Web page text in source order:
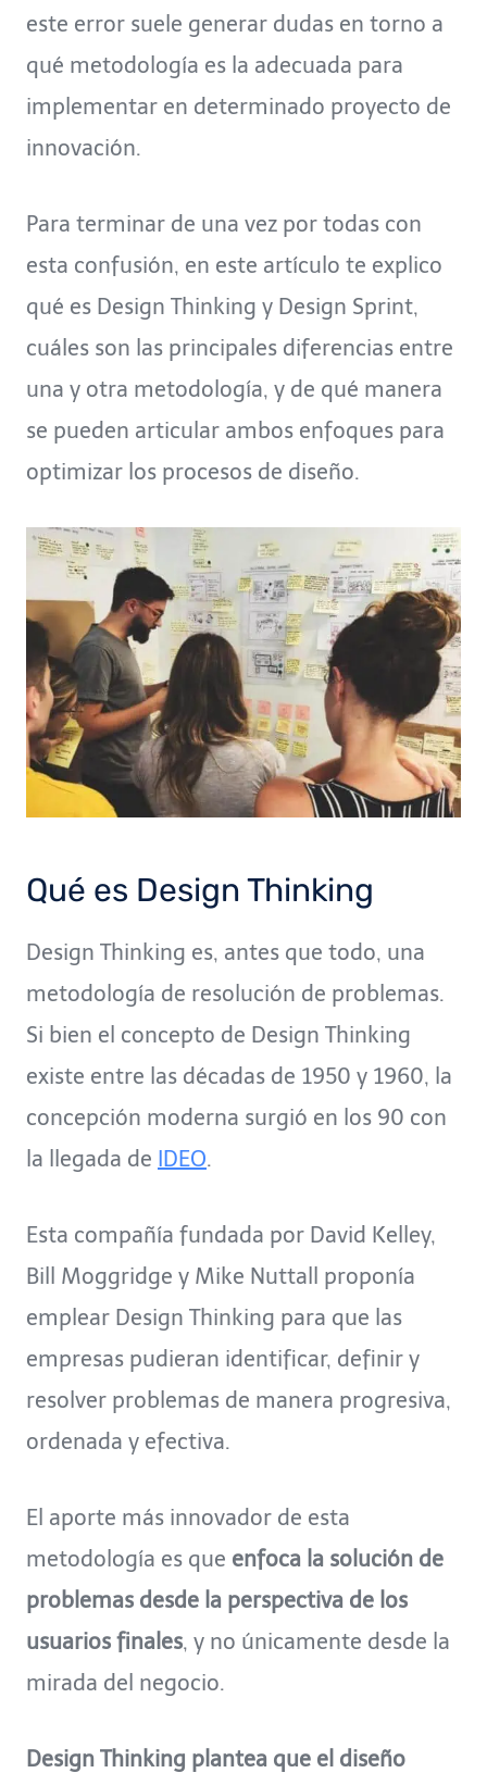
este error suele generar dudas en torno a
qué metodología es la adecuada para
implementar en determinado proyecto de
innovación.
Para terminar de una vez por todas con
esta confusión, en este artículo te explico
qué es Design Thinking y Design Sprint,
cuáles son las principales diferencias entre
una y otra metodología, y de qué manera
se pueden articular ambos enfoques para
optimizar los procesos de diseño.
Qué es Design Thinking
Design Thinking es, antes que todo, una
metodología de resolución de problemas.
Si bien el concepto de Design Thinking
existe entre las décadas de 1950 y 1960, la
concepción moderna surgió en los 90 con
la llegada de IDEO.
Esta compañía fundada por David Kelley,
Bill Moggridge y Mike Nuttall proponía
emplear Design Thinking para que las
empresas pudieran identificar, definir y
resolver problemas de manera progresiva,
ordenada y efectiva.
El aporte más innovador de esta
metodología es que enfoca la solución de
problemas desde la perspectiva de los
usuarios finales, y no únicamente desde la
mirada del negocio.
Design Thinking plantea que el diseño